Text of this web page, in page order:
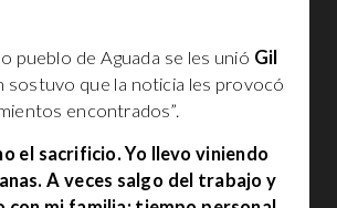
pueblo de Aguada se les unió Gil
sostuvo que la noticia les provocó
encontrados”.
el sacrificio. Yo llevo viniendo
A veces salgo del trabajo y